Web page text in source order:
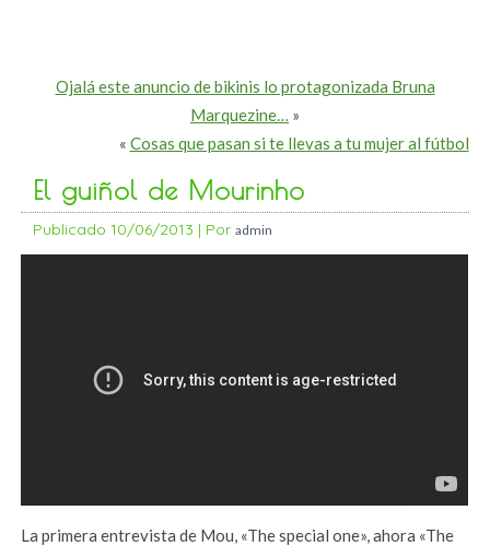
Ojalá este anuncio de bikinis lo protagonizada Bruna
Marquezine… »
« Cosas que pasan si te llevas a tu mujer al fútbol
El guiñol de Mourinho
Publicado 10/06/2013 | Por admin
La primera entrevista de Mou, «The special one», ahora «The